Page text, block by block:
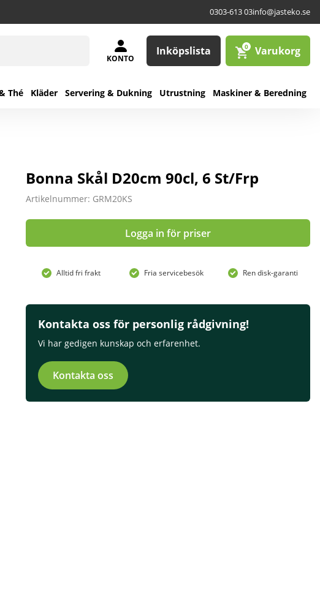
0303-613 03info@jasteko.se
KONTO
Inköpslista 0 Varukorg
Thé Kläder Servering & Dukning Utrustning Maskiner & Beredning
Bonna Skål D20cm 90cl, 6 St/Frp
Artikelnummer: GRM20KS
Logga in för priser
Alltid fri frakt Fria servicebesök Ren disk-garanti
Kontakta oss för personlig rådgivning!
Vi har gedigen kunskap och erfarenhet.
Kontakta oss